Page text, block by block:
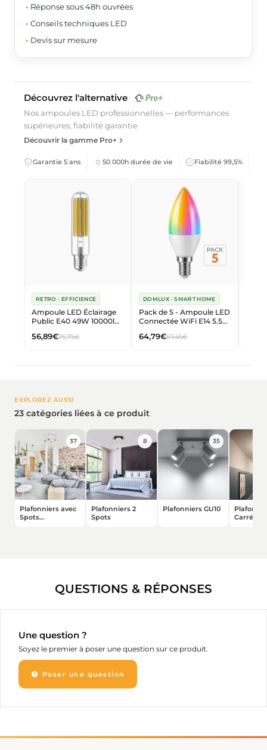
Réponse sous 48h ouvrées
Conseils techniques LED
Devis sur mesure
Découvrez l'alternative
Nos ampoules LED professionnelles — performances
supérieures, fiabilité garantie
Découvrir la gamme Pro+
Garantie 5 ans 50 000h durée de vie Fiabilité 99,5%
RETRO · EFFICIENCE
Ampoule LED Éclairage
Public E40 49W 10000lm
200lm/W
56,89€75,79€
DOMLUX · SMART HOME
Pack de 5 - Ampoule LED
Connectée WiFi E14 5.5W
64,79€67,45€
EXPLOREZ AUSSI
23 catégories liées à ce produit
37
Plafonniers avec
Spots
8
Plafonniers 2
Spots
35
Plafonniers GU10
Carrés
QUESTIONS & RÉPONSES
Une question ?
Soyez le premier à poser une question sur ce produit.
Poser une question